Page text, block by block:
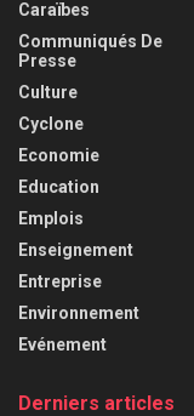
Caraïbes
Communiqués De
Presse
Culture
Cyclone
Economie
Education
Emplois
Enseignement
Entreprise
Environnement
Evénement
Derniers articles